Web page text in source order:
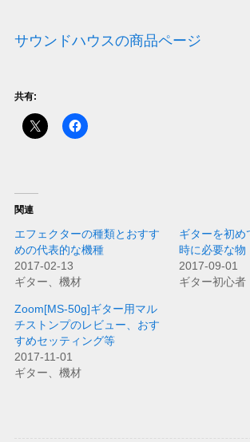
サウンドハウスの商品ページ
共有:
関連
エフェクターの種類とおすす
めの代表的な機種
2017-02-13
ギター、機材
ギターを初め
時に必要な物
2017-09-01
ギター初心者
Zoom[MS-50g]ギター用マル
チストンプのレビュー、おす
すめセッティング等
2017-11-01
ギター、機材